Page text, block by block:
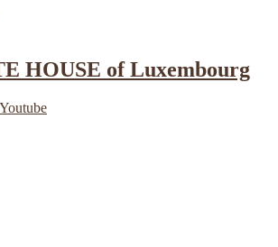
HOUSE of Luxembourg
Youtube